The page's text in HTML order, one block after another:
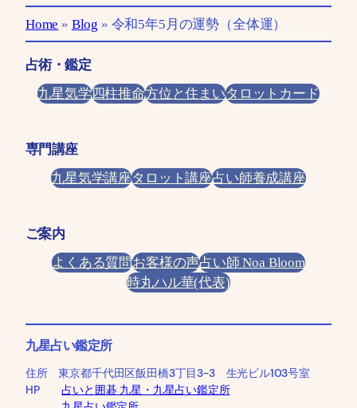
Home » Blog » 令和5年5月の運勢（全体運）
占術・鑑定
九星気学四柱推命方位と住まいタロットカード
専門講座
九星気学講座タロット講座占い師養成講座
ご案内
よくある質問お客様の声占い師 Noa Bloom
時丸ハル華(代表)
九星占い鑑定所
住所 東京都千代田区飯田橋3丁目3-3 生光ビル103号室
HP占いと囲碁 九星・九星占い鑑定所